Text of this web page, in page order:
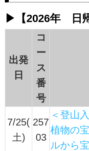
▶【2026年 日
出発
日
コ
ー
ス
番
号
7/25(
土)
257
03
＜登山
植物の
ルから